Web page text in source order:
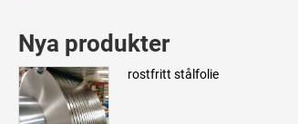
Nya produkter
rostfritt stålfolie